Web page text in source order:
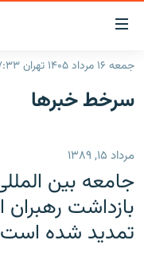
لینک‌های
قابلیت
دسترسی
بازگشت
اصلی
رفتن
صفحه
جستجو
ایران
رادیو
انتخاب کنید و بشنوید
برنامه‌های رادیویی
پادکست
چندرسانه‌ای
جمعه ۱۶ مرداد ۱۴۰۵ تهران ۰۷:۳۳
سرخط‌ خبرها
مرداد ۱۵, ۱۳۸۹
جامعه بین
بازداشت رهبران
تمدید شده است